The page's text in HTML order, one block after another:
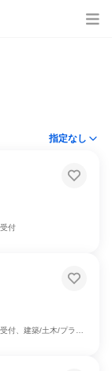
指定なし
付
築/土木/プラント専門職